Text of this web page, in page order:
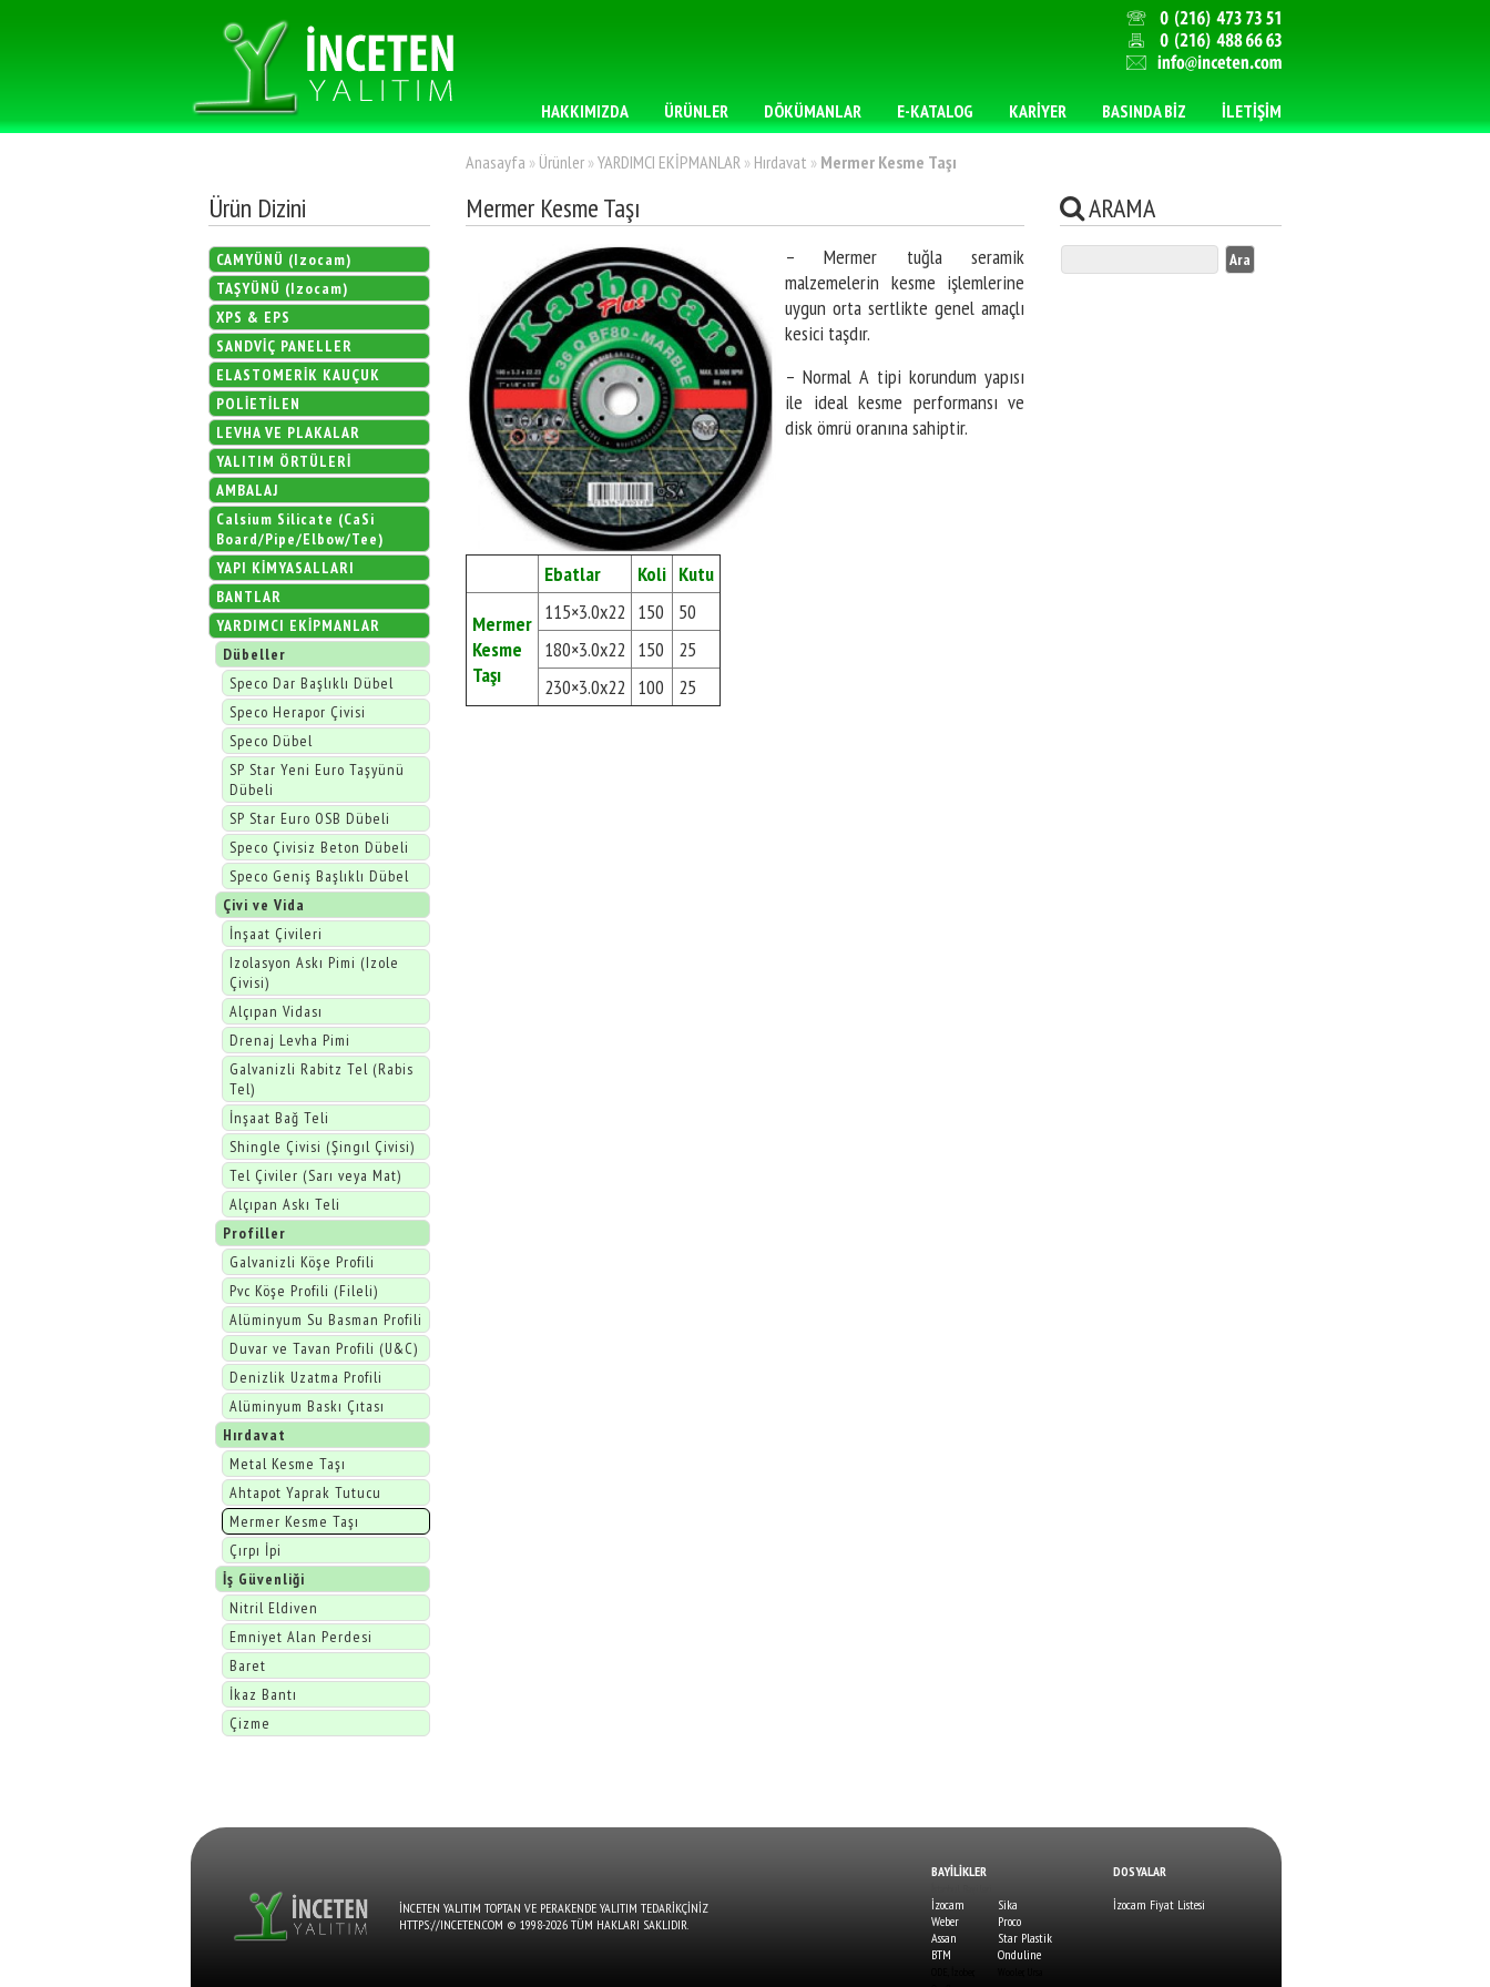
İLETİŞİM
BASINDA BİZ
KARİYER
E-KATALOG
DÖKÜMANLAR
ÜRÜNLER
HAKKIMIZDA
ANASAYFA
Ürün Dizini
CAMYÜNÜ (Izocam)
TAŞYÜNÜ (Izocam)
XPS & EPS
SANDVİÇ PANELLER
ELASTOMERİK KAUÇUK
POLİETİLEN
LEVHA VE PLAKALAR
YALITIM ÖRTÜLERİ
AMBALAJ
Calsium Silicate (CaSi
Board/Pipe/Elbow/Tee)
YAPI KİMYASALLARI
BANTLAR
YARDIMCI EKİPMANLAR
Dübeller
Speco Dar Başlıklı Dübel
Speco Herapor Çivisi
Speco Dübel
SP Star Yeni Euro Taşyünü
Dübeli
SP Star Euro OSB Dübeli
Speco Çivisiz Beton Dübeli
Speco Geniş Başlıklı Dübel
Çivi ve Vida
İnşaat Çivileri
Izolasyon Askı Pimi (Izole
Çivisi)
Alçıpan Vidası
Drenaj Levha Pimi
Galvanizli Rabitz Tel (Rabis
Tel)
İnşaat Bağ Teli
Shingle Çivisi (Şingıl Çivisi)
Tel Çiviler (Sarı veya Mat)
Alçıpan Askı Teli
Profiller
Galvanizli Köşe Profili
Pvc Köşe Profili (Fileli)
Alüminyum Su Basman Profili
Duvar ve Tavan Profili (U&C)
Denizlik Uzatma Profili
Alüminyum Baskı Çıtası
Hırdavat
Metal Kesme Taşı
Ahtapot Yaprak Tutucu
Mermer Kesme Taşı
Çırpı İpi
İş Güvenliği
Nitril Eldiven
Emniyet Alan Perdesi
Baret
İkaz Bantı
Çizme
Anasayfa » Ürünler »YARDIMCI EKİPMANLAR » Hırdavat » Mermer Kesme Taşı
Mermer Kesme Taşı
– Mermer tuğla seramik
malzemelerin kesme işlemlerine
uygun orta sertlikte genel amaçlı
kesici taşdır.
– Normal A tipi korundum yapısı
ile ideal kesme performansı ve
disk ömrü oranına sahiptir.
Ebatlar Koli Kutu
Mermer
Kesme
Taşı
115×3.0x22 150
50
180×3.0x22 150
25
230×3.0x22 100 25
ARAMA
İNCETEN YALITIM TOPTAN VE PERAKENDE YALITIM TEDARİKÇİNİZ
HTTPS://INCETEN.COM © 1998-2026 TÜM HAKLARI SAKLIDIR.
BAYİLİKLER
İzocam
Weber
Assan
BTM
Sika
Proco
Star Plastik
Onduline
DOSYALAR
İzocam Fiyat Listesi